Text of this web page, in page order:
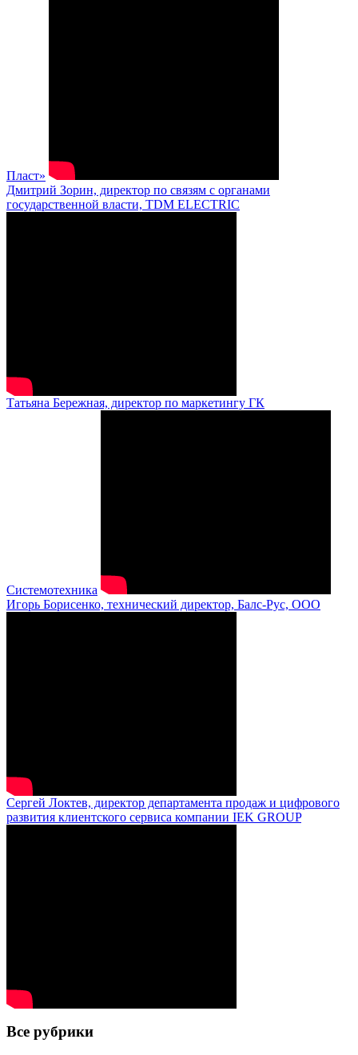
Пласт»
Дмитрий Зорин, директор по связям с органами
государственной власти, TDM ELECTRIC
Татьяна Бережная, директор по маркетингу ГК
Системотехника
Игорь Борисенко, технический директор, Балс-Рус, ООО
Сергей Локтев, директор департамента продаж и цифрового
развития клиентского сервиса компании IEK GROUP
Все рубрики